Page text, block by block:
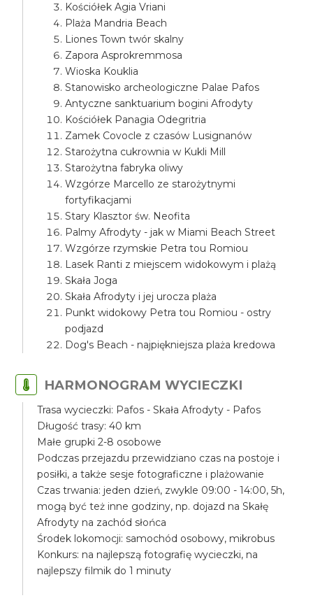
Kościółek Agia Vriani
Plaża Mandria Beach
Liones Town twór skalny
Zapora Asprokremmosa
Wioska Kouklia
Stanowisko archeologiczne Palae Pafos
Antyczne sanktuarium bogini Afrodyty
Kościółek Panagia Odegritria
Zamek Covocle z czasów Lusignanów
Starożytna cukrownia w Kukli Mill
Starożytna fabryka oliwy
Wzgórze Marcello ze starożytnymi
fortyfikacjami
Stary Klasztor św. Neofita
Palmy Afrodyty - jak w Miami Beach Street
Wzgórze rzymskie Petra tou Romiou
Lasek Ranti z miejscem widokowym i plażą
Skała Joga
Skała Afrodyty i jej urocza plaża
Punkt widokowy Petra tou Romiou - ostry
podjazd
Dog's Beach - najpiękniejsza plaża kredowa
HARMONOGRAM WYCIECZKI
Trasa wycieczki: Pafos - Skała Afrodyty - Pafos
Długość trasy: 40 km
Małe grupki 2-8 osobowe
Podczas przejazdu przewidziano czas na postoje i
posiłki, a także sesje fotograficzne i plażowanie
Czas trwania: jeden dzień, zwykle 09:00 - 14:00, 5h,
mogą być też inne godziny, np. dojazd na Skałę
Afrodyty na zachód słońca
Środek lokomocji: samochód osobowy, mikrobus
Konkurs: na najlepszą fotografię wycieczki, na
najlepszy filmik do 1 minuty